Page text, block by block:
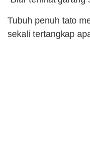
Tubuh penuh tato
sekali tertangkap